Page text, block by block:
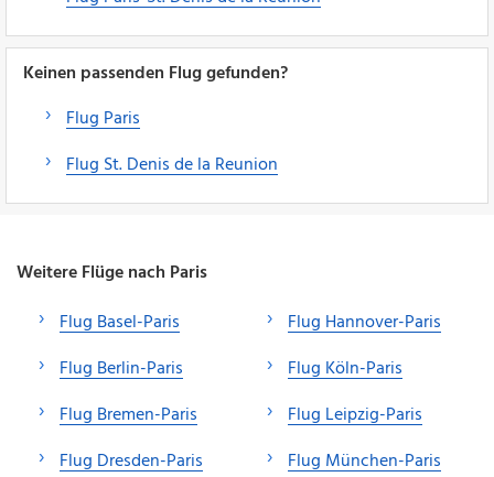
Keinen passenden Flug gefunden?
Flug Paris
Flug St. Denis de la Reunion
Weitere Flüge nach Paris
Flug Basel-Paris
Flug Berlin-Paris
Flug Bremen-Paris
Flug Dresden-Paris
Flug Hannover-Paris
Flug Köln-Paris
Flug Leipzig-Paris
Flug München-Paris